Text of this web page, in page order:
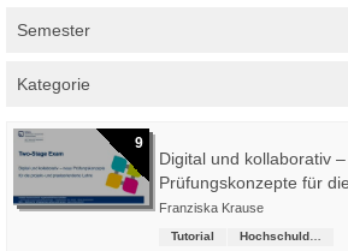
Semester
Kategorie
9
Digital und kollaborativ
Prüfungskonzepte für
Franziska Krause
Tutorial